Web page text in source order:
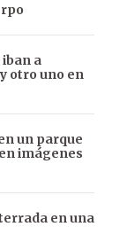
a
otro uno en
un parque
imágenes
en una